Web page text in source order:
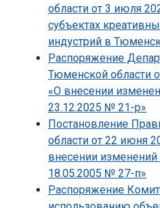
области от 3 июля
субъектах
индустрий в
Распоряжение
Тюменской области
«О внесении
23.12.2025 № 21-р»
Постановление
области от 22 июня
внесении изменений
18.05.2005 № 27-п»
Распоряжение